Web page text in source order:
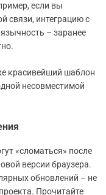
если вы
связи, интеграцию с
– заранее
красивейший шаблон
несовместимой
«сломаться» после
версии браузера.
обновлений – не
Прочитайте